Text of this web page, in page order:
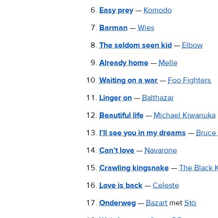
Easy prey— Komodo
Barman — Wies
The seldom seen kid — Elbow
Already home — Melle
Waiting on a war — Foo Fighters
Linger on — Balthazar
Beautiful life — Michael Kiwanuka
I’ll see you in my dreams — Bruce
Can’t love — Navarone
Crawling kingsnake — The Black
Love is back — Celeste
Onderweg — Bazart met S10